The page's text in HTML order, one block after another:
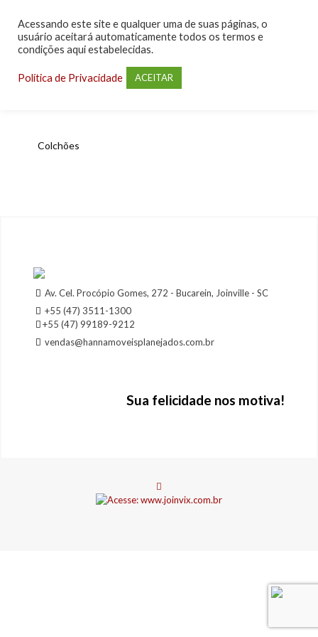
Colchões
Av. Cel. Procópio Gomes, 272 - Bucarein, Joinville - SC
+55 (47) 3511-1300
+55 (47) 99189-9212
vendas@hannamoveisplanejados.com.br
Sua felicidade nos motiva!
Acessando este site e qualquer uma de suas páginas, o
usuário aceitará automaticamente todos os termos e
condições aqui estabelecidas.
Política de Privacidade ACEITAR